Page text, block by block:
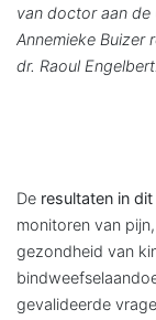
van doctor aan de
Annemieke Buizer
dr. Raoul Engelbert.
De resultaten in
monitoren van
gezondheid van
gevalideerde